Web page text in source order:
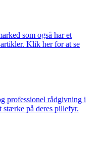
som også har et
Klik her for at se
professionel rådgivning i
stærke på deres pillefyr.